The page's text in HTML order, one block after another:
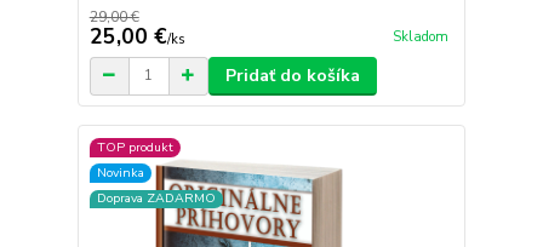
29,00 €
25,00 €/ks Skladom
Pridať do košíka
TOP produkt
Novinka
Doprava ZADARMO